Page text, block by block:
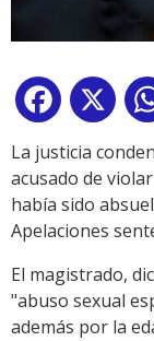
Facebook
X
La justicia
acusado de
había sido
Apelaciones
El magistrado,
"abuso sexual
además por la